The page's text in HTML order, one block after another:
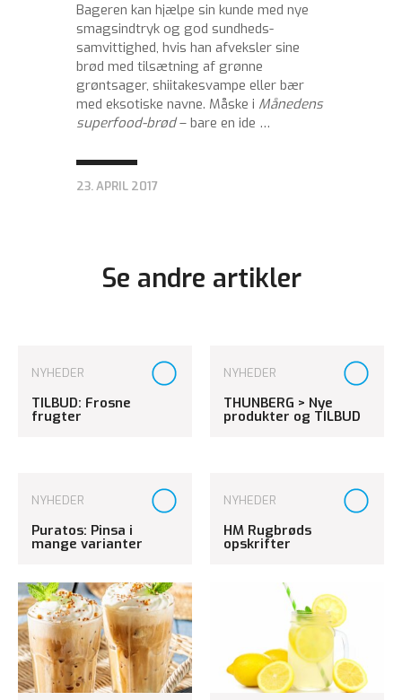
Bageren kan hjælpe sin kunde med nye
smagsindtryk og god sundheds-
samvittighed, hvis han afveksler sine
brød med tilsætning af grønne
grøntsager, shiitakesvampe eller bær
med eksotiske navne. Måske i Månedens
superfood-brød– bare en ide …
23. APRIL 2017
Se andre artikler
NYHEDER
TILBUD: Frosne
frugter
NYHEDER
THUNBERG > Nye
produkter og TILBUD
NYHEDER
Puratos: Pinsa i
mange varianter
NYHEDER
HM Rugbrøds
opskrifter